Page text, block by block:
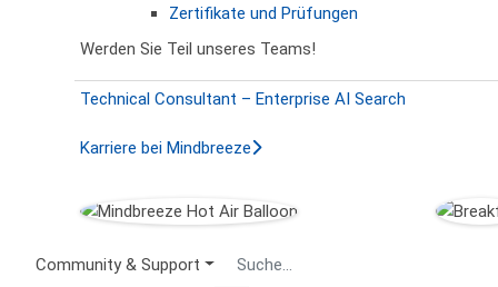
Zertifikate und Prüfungen
Werden Sie Teil unseres Teams!
Technical Consultant – Enterprise AI Search
Karriere bei Mindbreeze
Secondary Menu
Community & Support